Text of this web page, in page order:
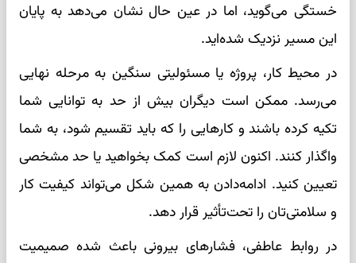
خستگی می‌گوید، اما در عین حال نشان می‌دهد به پایان
این مسیر نزدیک شده‌اید.
در محیط کار، پروژه یا مسئولیتی سنگین به مرحله نهایی
می‌رسد. ممکن است دیگران بیش از حد به توانایی شما
تکیه کرده باشند و کارهایی را که باید تقسیم شود، به شما
واگذار کنند. اکنون لازم است کمک بخواهید یا حد مشخصی
تعیین کنید. ادامه‌دادن به همین شکل می‌تواند کیفیت کار
و سلامتی‌تان را تحت‌تأثیر قرار دهد.
در روابط عاطفی، فشارهای بیرونی باعث شده صمیمیت